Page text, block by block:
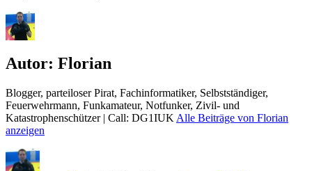
Autor: Florian
Blogger, parteiloser Pirat, Fachinformatiker, Selbstständiger,
Feuerwehrmann, Funkamateur, Notfunker, Zivil- und
Katastrophenschützer | Call: DG1IUK Alle Beiträge von Florian
anzeigen